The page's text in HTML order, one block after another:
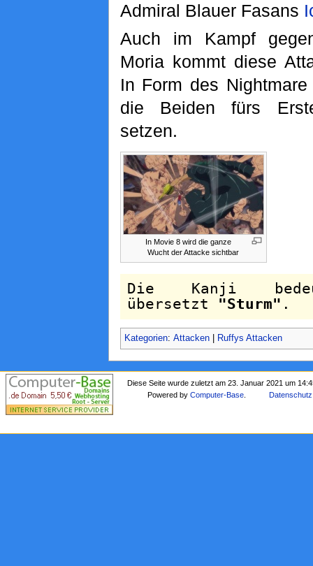
Admiral Blauer Fasans
Auch im Kampf
Moria kommt diese
In Form des
die Beiden fürs
setzen.
In Movie 8 wird die ganze
Wucht der Attacke sichtbar
Die Kanji
übersetzt "Sturm" .
Kategorien: Attacken| Ruffys Attacken
Diese Seite wurde zuletzt am 23. Januar 2021 um
Powered byComputer-Base Datenschutz